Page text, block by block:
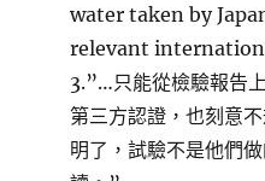
water taken by
relevant
3.”…只能從檢驗報告
第三方認證，也刻意
明了，試驗不是他們